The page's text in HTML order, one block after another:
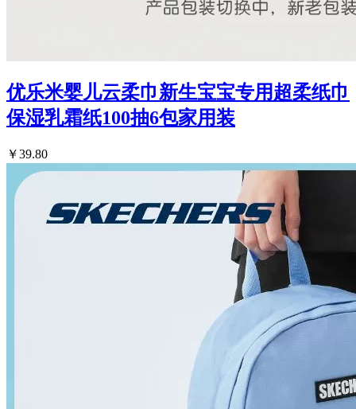
优乐米婴儿云柔巾新生宝宝专用超柔纸巾
保湿乳霜纸100抽6包家用装
￥39.80